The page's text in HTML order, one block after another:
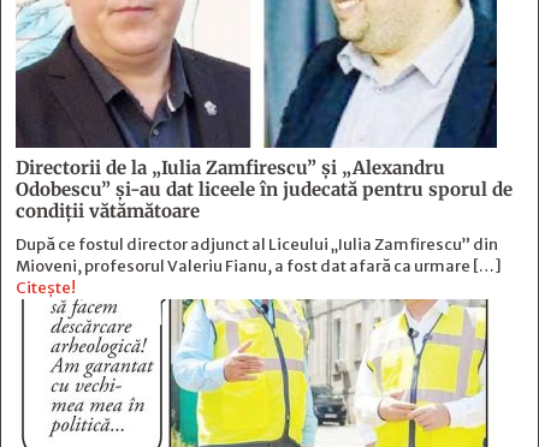
Directorii de la „Iulia Zamfirescu” și „Alexandru
Odobescu” și-au dat liceele în judecată pentru sporul de
condiții vătămătoare
După ce fostul director adjunct al Liceului „Iulia Zamfirescu” din
Mioveni, profesorul Valeriu Fianu, a fost dat afară ca urmare […]
Citește!